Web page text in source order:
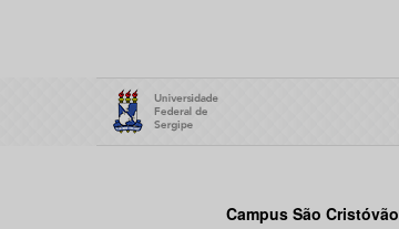
Campus São Cristóvão